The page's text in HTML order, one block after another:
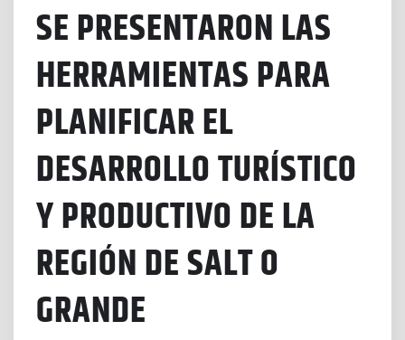
SE PRESENTARON LAS
HERRAMIENTAS PARA
PLANIFICAR EL
DESARROLLO TURÍSTICO
Y PRODUCTIVO DE LA
REGIÓN DE SALT O
GRANDE